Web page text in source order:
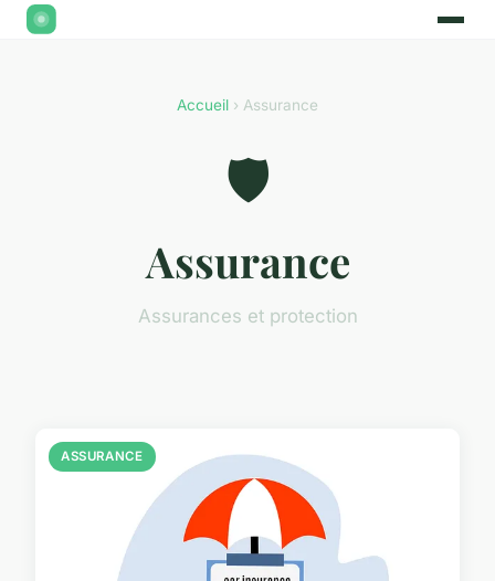
Accueil › Assurance
🛡️
Assurance
Assurances et protection
ASSURANCE